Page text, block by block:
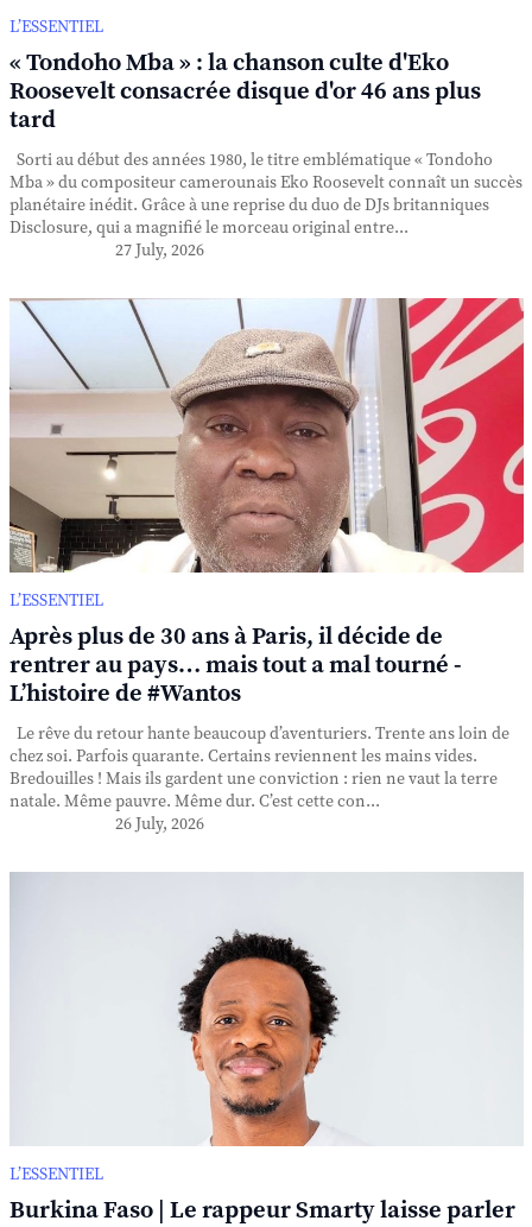
L’ESSENTIEL
« Tondoho Mba » : la chanson culte d'Eko
Roosevelt consacrée disque d'or 46 ans plus
tard
Sorti au début des années 1980, le titre emblématique « Tondoho
Mba » du compositeur camerounais Eko Roosevelt connaît un succès
planétaire inédit. Grâce à une reprise du duo de DJs britanniques
Disclosure, qui a magnifié le morceau original entre...
27 July, 2026
L’ESSENTIEL
Après plus de 30 ans à Paris, il décide de
rentrer au pays… mais tout a mal tourné -
L’histoire de #Wantos
Le rêve du retour hante beaucoup d’aventuriers. Trente ans loin de
chez soi. Parfois quarante. Certains reviennent les mains vides.
Bredouilles ! Mais ils gardent une conviction : rien ne vaut la terre
natale. Même pauvre. Même dur. C’est cette con...
26 July, 2026
L’ESSENTIEL
Burkina Faso | Le rappeur Smarty laisse parler